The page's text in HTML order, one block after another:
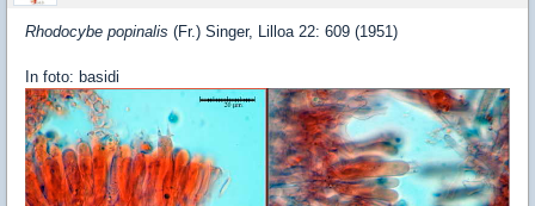
Rhodocybe popinalis (Fr.) Singer, Lilloa 22: 609 (1951)
In foto: basidi